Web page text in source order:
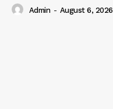
Admin - August 6, 2026